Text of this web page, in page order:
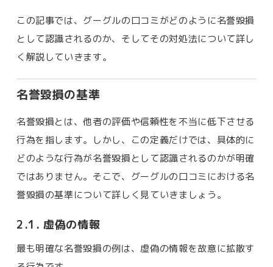
この記事では、グーグルの口コミがどのように名誉毀損
として認識されるのか、そしてその対処法について詳し
く解説していきます。
名誉毀損の基準
名誉毀損とは、他者の評価や信頼性を不当に低下させる
行為を指します。しかし、この定義だけでは、具体的に
どのような行為が名誉毀損として認識されるのかが明確
ではありません。そこで、グーグルの口コミにおける名
誉毀損の基準について詳しく見ていきましょう。
2.1. 虚偽の情報
最も明確な名誉毀損の例は、虚偽の情報を故意に拡散す